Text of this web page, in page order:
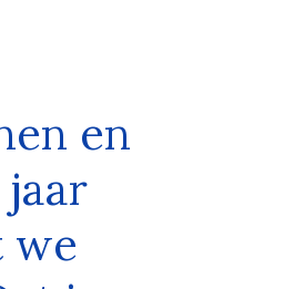
en
we